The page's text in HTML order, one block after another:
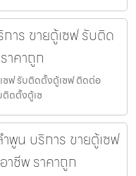
าร ขายตู้เซฟ รับติด
าคาถูก
ซฟ รับติดตั้งตู้เซฟ ติดต่อ
ติดตั้งตู้เซ
พูน บริการ ขายตู้เซฟ
ชีพ ราคาถูก